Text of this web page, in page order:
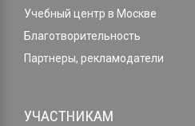
Учебный центр в Москве
Благотворительность
Партнеры, рекламодатели
УЧАСТНИКАМ